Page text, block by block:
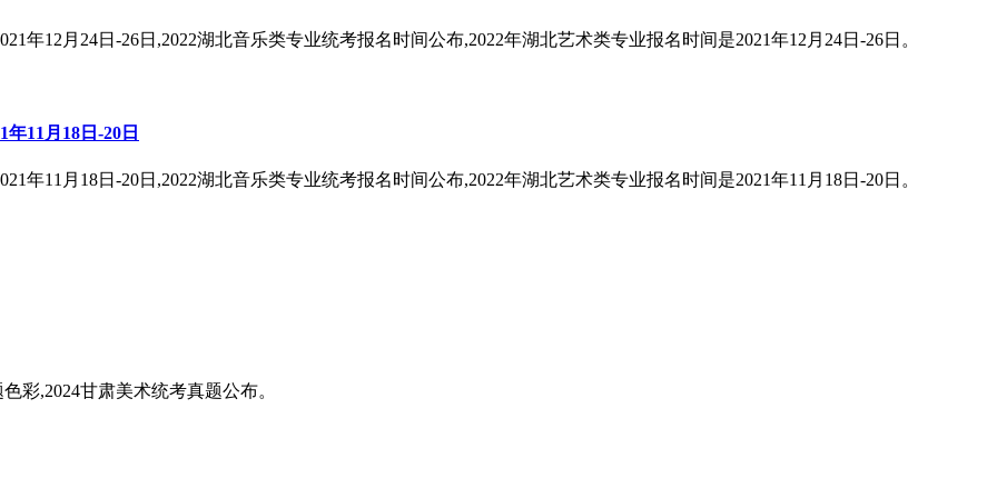
年12月24日-26日,2022湖北音乐类专业统考报名时间公布,2022年湖北艺术类专业报名时间是2021年12月24日-26日。
11月18日-20日
年11月18日-20日,2022湖北音乐类专业统考报名时间公布,2022年湖北艺术类专业报名时间是2021年11月18日-20日。
彩,2024甘肃美术统考真题公布。